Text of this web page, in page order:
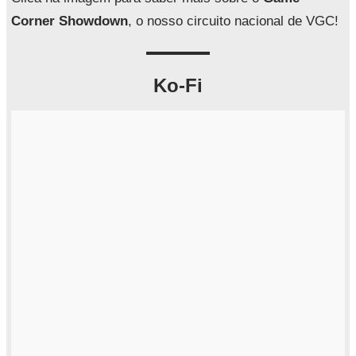
Corner Showdown, o nosso circuito nacional de VGC!
Ko-Fi